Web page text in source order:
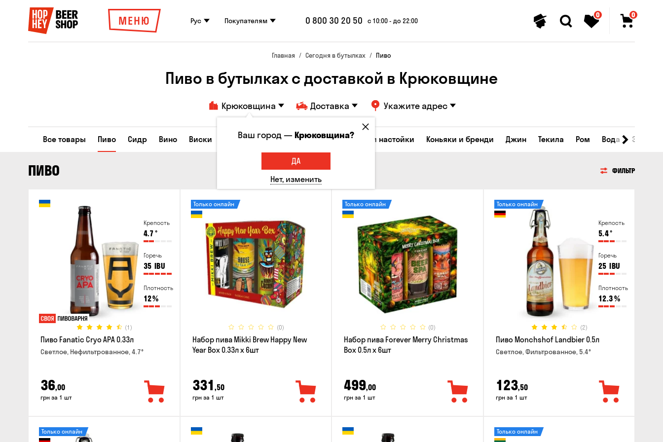
МЕНЮ Рус Покупателям 0 800 30 20 50 с 10:00 - до 22:00
0 0
Главная Сегодня в бутылках Пиво
Пиво в бутылках с доставкой в Крюковщине
Крюковщина Доставка Укажите адрес
Все товары Пиво Сидр Вино Виски Коктейли Водка Соджу Ликеры и настойки Коньяки и бренди Джин Текила Ром Вода
ПИВО ФИЛЬТР
Крепость
4.7°
Горечь
35 IBU
Плотность
12%
(1)
Пиво Fanatic Cryo APA 0.33л
Светлое, Нефильтрованное, 4.7°
36,00
грн за 1 шт
(0)
Только онлайн
Набор пива Mikki Brew Happy New
Year Box 0.33л x 6шт
331 ,50
грн за 1 шт
(0)
Только онлайн
Набор пива Forever Merry Christmas
Box 0.5л x 6шт
499,00
грн за 1 шт
Крепость
5.4°
Горечь
25 IBU
Плотность
12.3%
(2)
Только онлайн
Пиво Monchshof Landbier 0.5л
Светлое, Фильтрованное, 5.4°
123,50
грн за 1 шт
Только онлайн Только онлайн
Ваш город —Крюковщина?
ДА
Нет, изменить